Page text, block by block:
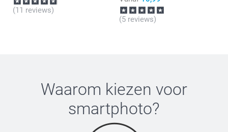
(11 reviews)
(5 reviews)
Waarom kiezen voor
smartphoto?